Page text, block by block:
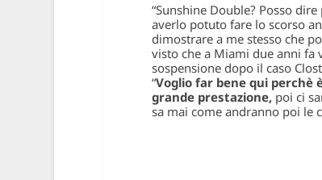
“Sunshine Double? Posso
averlo potuto fare lo scorso
dimostrare a me stesso che
visto che a Miami due anni
sospensione dopo il caso
“Voglio far bene qui perchè
grande prestazione, poi ci
sa mai come andranno poi le